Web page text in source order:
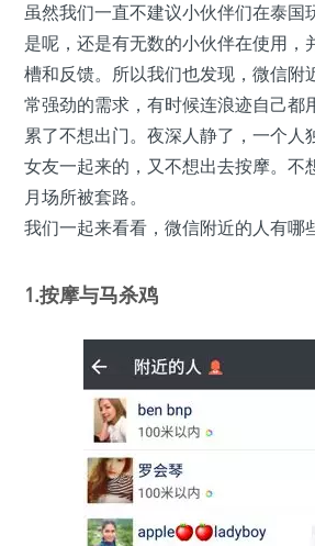
虽然我们一直不建议小伙伴们在泰国
是呢，还是有无数的小伙伴在使用，
槽和反馈。所以我们也发现，微信附
常强劲的需求，有时候连浪迹自己都
累了不想出门。夜深人静了，一个人
女友一起来的，又不想出去按摩。不
月场所被套路。
我们一起来看看，微信附近的人有哪
1.按摩与马杀鸡